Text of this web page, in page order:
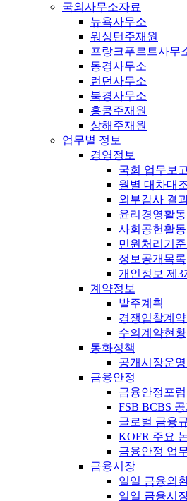
국외사무소자료
뉴욕사무소
워싱턴주재원
프랑크푸르트사무
동경사무소
런던사무소
북경사무소
홍콩주재원
상해주재원
업무별 정보
경영정보
국회 업무보
월별 대차대
외부감사 결
윤리경영활동
사회공헌활동
민원처리기
정보공개목록
개인정보 제3
계약정보
발주계획
경쟁입찰계
수의계약현황
통화정책
공개시장운영
금융안정
금융안정포
FSB BCBS
글로벌 금융
KOFR 주요
금융안정 업
금융시장
일일 금융외
일일 금융시